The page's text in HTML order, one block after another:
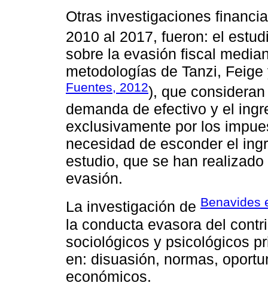
Otras investigaciones
2010 al 2017, fueron: el
sobre la evasión fiscal
metodologías de Tanzi,
Fuentes, 2012), que
demanda de efectivo y el
exclusivamente por los
necesidad de esconder el
estudio, que se han
evasión.
La investigación de Benavides
la conducta evasora del
sociológicos y psicológicos
en: disuasión, normas,
económicos.